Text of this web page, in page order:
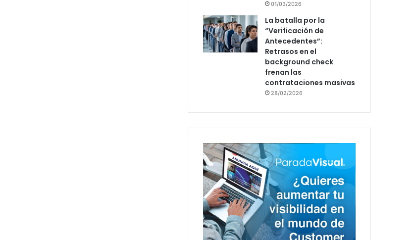
01/03/2026
La batalla por la
“Verificación de
Antecedentes”:
Retrasos en el
background check
frenan las
contrataciones masivas
28/02/2026